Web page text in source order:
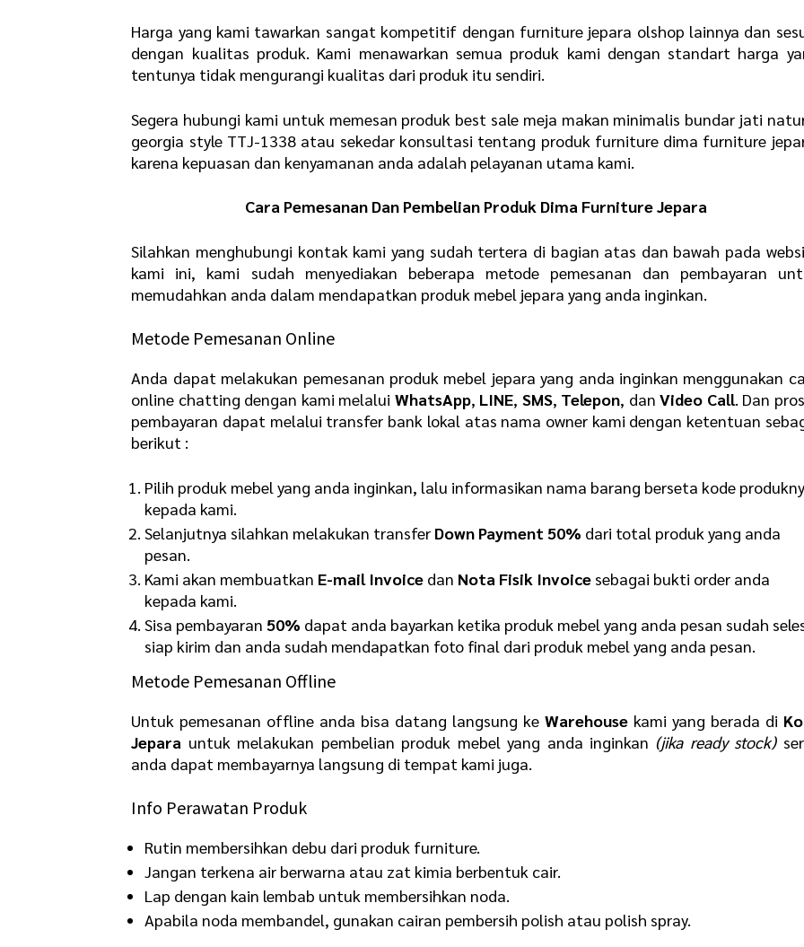
Harga yang kami tawarkan sangat kompetitif dengan furniture jepara olshop lainnya dan
dengan kualitas produk. Kami menawarkan semua produk kami dengan standart harga
tentunya tidak mengurangi kualitas dari produk itu sendiri.
Segera hubungi kami untuk memesan produk best sale meja makan minimalis bundar jati
georgia style TTJ-1338 atau sekedar konsultasi tentang produk furniture dima furniture
karena kepuasan dan kenyamanan anda adalah pelayanan utama kami.
Cara Pemesanan Dan Pembelian Produk Dima Furniture Jepara
Silahkan menghubungi kontak kami yang sudah tertera di bagian atas dan bawah pada
kami ini, kami sudah menyediakan beberapa metode pemesanan dan pembayaran
memudahkan anda dalam mendapatkan produk mebel jepara yang anda inginkan.
Metode Pemesanan Online
Anda dapat melakukan pemesanan produk mebel jepara yang anda inginkan menggunakan
online chatting dengan kami melalui WhatsApp, LINE, SMS, Telepon, danVideo Call. Dan
pembayaran dapat melalui transfer bank lokal atas nama owner kami dengan ketentuan
berikut :
Pilih produk mebel yang anda inginkan, lalu informasikan nama barang berseta kode
kepada kami.
Selanjutnya silahkan melakukan transfer Down Payment 50% dari total produk yang anda
pesan.
Kami akan membuatkan E-mail Invoice dan Nota Fisik Invoice sebagai bukti order anda
kepada kami.
Sisa pembayaran 50% dapat anda bayarkan ketika produk mebel yang anda pesan sudah
siap kirim dan anda sudah mendapatkan foto final dari produk mebel yang anda pesan.
Metode Pemesanan Offline
Untuk pemesanan offline anda bisa datang langsung keWarehouse kami yang berada di
Jepara untuk melakukan pembelian produk mebel yang anda inginkan (jika ready stock)
anda dapat membayarnya langsung di tempat kami juga.
Info Perawatan Produk
Rutin membersihkan debu dari produk furniture.
Jangan terkena air berwarna atau zat kimia berbentuk cair.
Lap dengan kain lembab untuk membersihkan noda.
Apabila noda membandel, gunakan cairan pembersih polish atau polish spray.